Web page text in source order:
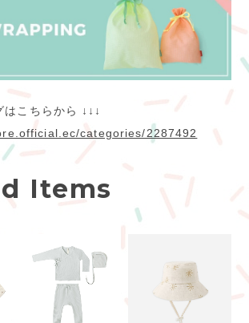
こちらから ↓↓↓
categories/2287492
Items